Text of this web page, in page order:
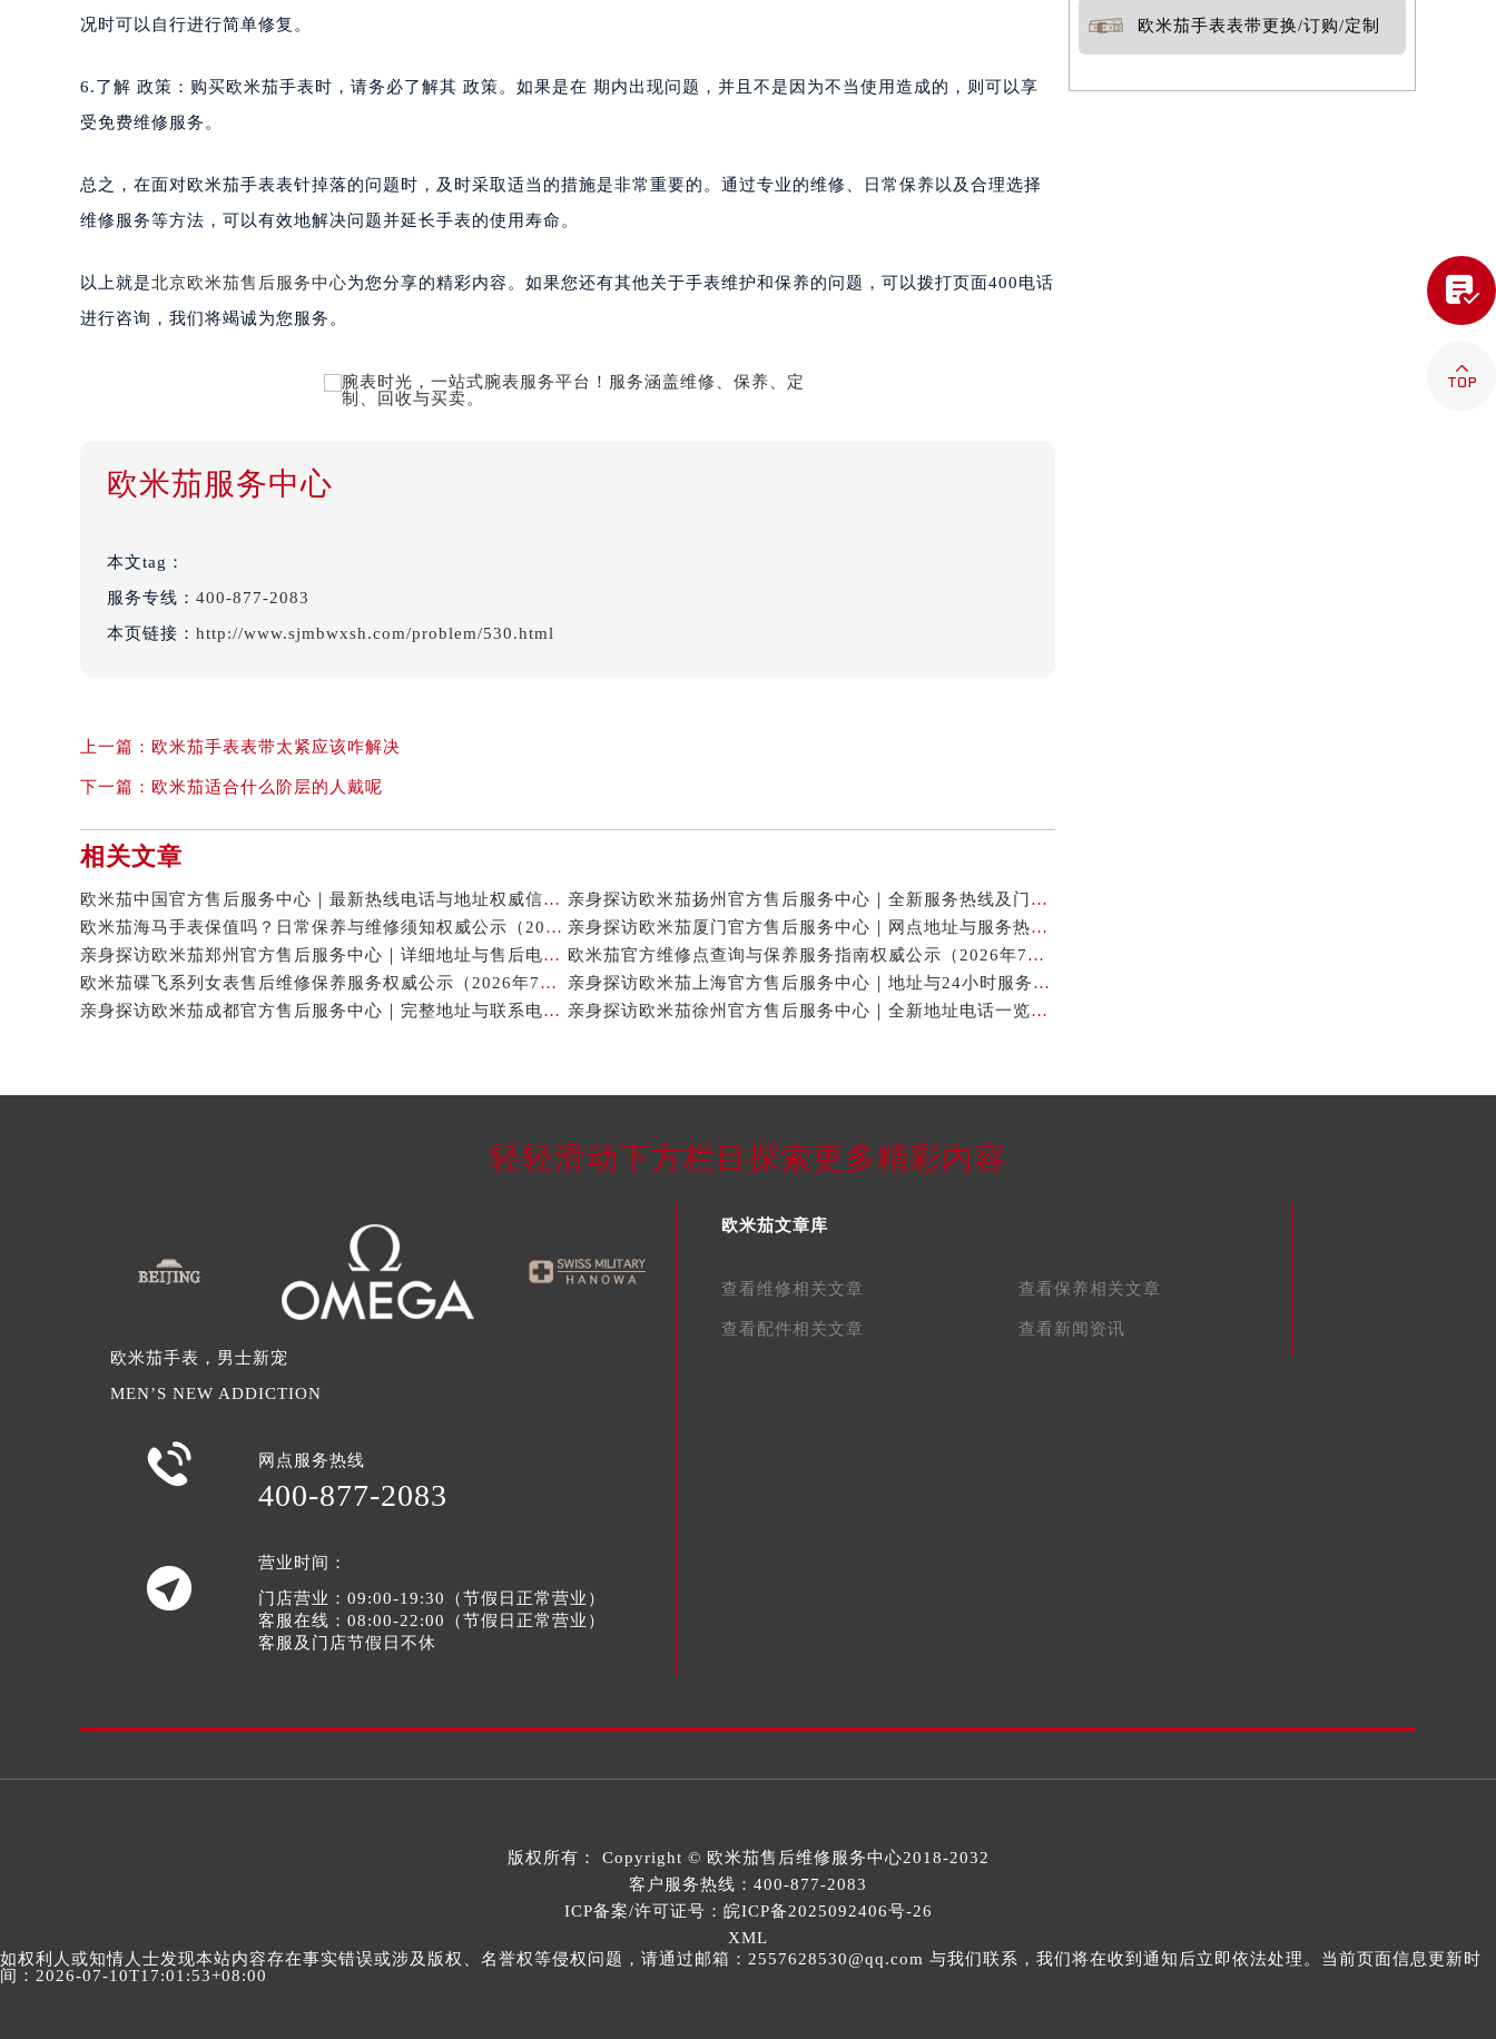
况时可以自行进行简单修复。
6.了解 政策：购买欧米茄手表时，请务必了解其 政策。如果是在 期内出现问题，并且不是因为不当使用造成的，则可以享
受免费维修服务。
总之，在面对欧米茄手表表针掉落的问题时，及时采取适当的措施是非常重要的。通过专业的维修、日常保养以及合理选择
维修服务等方法，可以有效地解决问题并延长手表的使用寿命。
以上就是北京欧米茄售后服务中心为您分享的精彩内容。如果您还有其他关于手表维护和保养的问题，可以拨打页面400电话
进行咨询，我们将竭诚为您服务。
欧米茄服务中心
本文tag：
服务专线： 400-877-2083
本页链接： http://www.sjmbwxsh.com/problem/530.html
上一篇： 欧米茄手表表带太紧应该咋解决
下一篇： 欧米茄适合什么阶层的人戴呢
相关文章
欧米茄中国官方售后服务中心｜最新热线电话与地址权威信息声明（2026年7月最新）
亲身探访欧米茄扬州官方售后服务中心｜全新服务热线及门店地址（2026年7月最新）
欧米茄海马手表保值吗？日常保养与维修须知权威公示（2026年7月最新）
亲身探访欧米茄厦门官方售后服务中心｜网点地址与服务热线（2026年7月最新）
亲身探访欧米茄郑州官方售后服务中心｜详细地址与售后电话（2026年7月最新）
欧米茄官方维修点查询与保养服务指南权威公示（2026年7月最新）
欧米茄碟飞系列女表售后维修保养服务权威公示（2026年7月最新）
亲身探访欧米茄上海官方售后服务中心｜地址与24小时服务电话（2026年7月最新）
亲身探访欧米茄成都官方售后服务中心｜完整地址与联系电话（2026年7月最新）
亲身探访欧米茄徐州官方售后服务中心｜全新地址电话一览（2026年7月最新）
欧米茄手表表带更换/订购/定制
轻轻滑动下方栏目探索更多精彩内容
欧米茄手表，男士新宠
MEN’S NEW ADDICTION
 网点服务热线
400-877-2083

营业时间：
门店营业：09:00-19:30（节假日正常营业）
客服在线：08:00-22:00（节假日正常营业）
客服及门店节假日不休
欧米茄文章库
查看维修相关文章 查看保养相关文章
查看配件相关文章 查看新闻资讯
版权所有： Copyright © 欧米茄售后维修服务中心2018-2032
客户服务热线： 400-877-2083
ICP备案/许可证号：皖ICP备2025092406号-26
XML
如权利人或知情人士发现本站内容存在事实错误或涉及版权、名誉权等侵权问题，请通过邮箱：2557628530@qq.com 与我们联系，我们将在收到通知后立即依法处理。当前页面信息更新时
间：2026-07-10T17:01:53+08:00

